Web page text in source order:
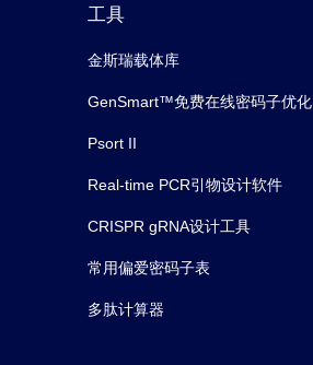
工具
金斯瑞载体库
GenSmart™免费在线密码子优化
Psort II
Real-time PCR引物设计软件
CRISPR gRNA设计工具
常用偏爱密码子表
多肽计算器